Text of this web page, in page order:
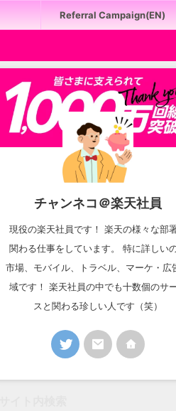
Referral Campaign(EN)
チャンネコ＠楽天社員
現役の楽天社員です！ 楽天の様々な部
関わる仕事をしています。 特に詳しい
市場、モバイル、トラベル、マーケ・広
域です！ 楽天社員の中でも十数個のサ
スと関わる珍しい人です（笑）